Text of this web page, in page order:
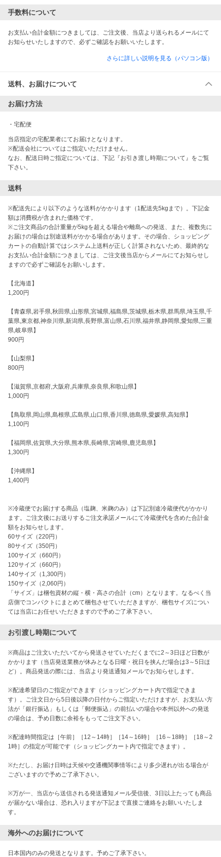
手数料について
お支払い合計金額につきましては、ご注文後、当店より送られるメールにて
お知らせいたしますので、必ずご確認をお願いいたします。
さらに詳しい説明を見る（パソコン版）
送料、お届けについて
お届け方法
・ 宅配便
当店指定の宅配業者にてお届けとなります。
※配送会社についてはご指定いただけません。
なお、配送日時ご指定については、下記『お引き渡し時期について』をご覧
下さい。
送料
※配送先により以下のような送料がかかります（1配送先5kgまで）。下記金
額は消費税が含まれた価格です。
※ご注文商品の合計重量が5kgを超える場合や離島への発送、また、複数先に
お届けの場合は別途送料がかかる場合があります。その場合、ショッピング
カートの自動計算ではシステム上送料が正しく計算されないため、最終的な
お支払い合計金額につきましては、ご注文後当店からメールにてお知らせし
ますので必ずご確認をお願いします。
【北海道】
1,200円
【青森県,岩手県,秋田県,山形県,宮城県,福島県,茨城県,栃木県,群馬県,埼玉県,千
葉県,東京都,神奈川県,新潟県,長野県,富山県,石川県,福井県,静岡県,愛知県,三重
県,岐阜県】
900円
【山梨県】
800円
【滋賀県,京都府,大阪府,兵庫県,奈良県,和歌山県】
1,000円
【鳥取県,岡山県,島根県,広島県,山口県,香川県,徳島県,愛媛県,高知県】
1,100円
【福岡県,佐賀県,大分県,熊本県,長崎県,宮崎県,鹿児島県】
1,300円
【沖縄県】
1,400円
※冷蔵便でお届けする商品（塩麹、米麹のみ）は下記別途冷蔵便代がかかり
ます。ご注文後にお送りするご注文承諾メールにて冷蔵便代を含めた合計金
額をお知らせします。
60サイズ（220円）
80サイズ（350円）
100サイズ（660円）
120サイズ（660円）
140サイズ（1,300円）
150サイズ（2,060円）
「サイズ」は梱包資材の縦・横・高さの合計（cm）となります。なるべく当
店側でコンパクトにまとめて梱包させていただきますが、梱包サイズについ
ては当店にお任せいただきますので予めご了承下さい。
お引渡し時期について
※商品はご注文いただいてから発送させていただくまでに2～3日ほど日数が
かかります（当店発送業務が休みとなる日曜・祝日を挟んだ場合は3～5日ほ
ど）。商品発送の際には、当店より発送通知メールでお知らせします。
※配達希望日のご指定ができます（ショッピングカート内で指定できま
す）。ご注文日から5日後以降の日付からご指定いただけますが、お支払い方
法が「銀行振込」もしくは「郵便振込」の前払いの場合や本州以外への発送
の場合は、予め日数に余裕をもってご注文下さい。
※配達時間指定は［午前］［12～14時］［14～16時］［16～18時］［18～2
1時］の指定が可能です（ショッピングカート内で指定できます）。
※ただし、お届け日時は天候や交通機関事情等により多少遅れが出る場合が
ございますので予めご了承下さい。
※万が一、当店から送信される発送通知メール受信後、3日以上たっても商品
が届かない場合は、恐れ入りますが下記まで直接ご連絡をお願いいたしま
す。
海外へのお届けについて
日本国内のみの発送となります。予めご了承下さい。